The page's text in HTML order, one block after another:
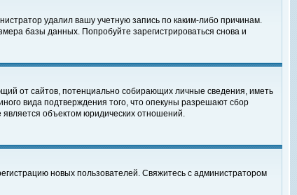
удалил вашу учетную запись по каким-либо причинам.
базы данных. Попробуйте зарегистрироваться снова и
от сайтов, потенциально собирающих личные сведения, иметь
вида подтверждения того, что опекуны разрешают сбор
объектом юридических отношений.
новых пользователей. Свяжитесь с администратором